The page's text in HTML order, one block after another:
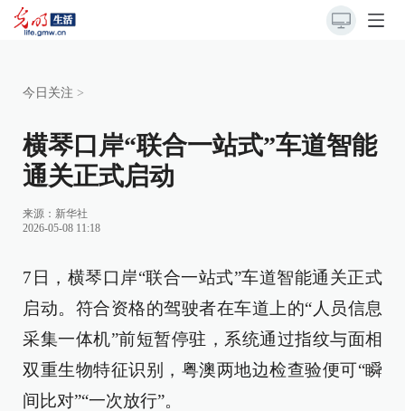
今日关注 >
横琴口岸“联合一站式”车道智能
通关正式启动
来源： 新华社
2026-05-08 11:18
7日，横琴口岸“联合一站式”车道智能通关正式
启动。符合资格的驾驶者在车道上的“人员信息
采集一体机”前短暂停驻，系统通过指纹与面相
双重生物特征识别，粤澳两地边检查验便可“瞬
间比对”“一次放行”。